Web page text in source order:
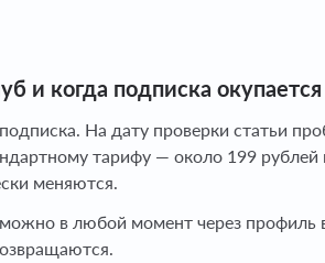
и когда подписка окупается
На дату проверки статьи
тарифу — около 199
меняются.
в любой момент через профиль